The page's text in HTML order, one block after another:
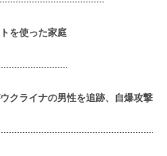
を使った家庭
クライナの男性を追跡、自爆攻撃